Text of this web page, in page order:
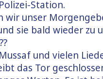
Station.
wir unser
sie bald wieder zu
und vielen
das Tor